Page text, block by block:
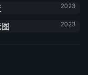
2023
2023